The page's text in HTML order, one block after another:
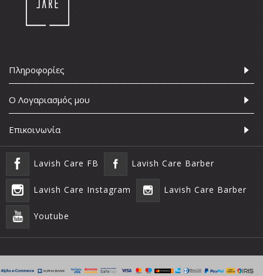
Πληροφορίες
Ο Λογαριασμός μου
Επικοινωνία
Lavish Care FB Lavish Care Barber
Lavish Care Instagram Lavish Care Barber
Youtube